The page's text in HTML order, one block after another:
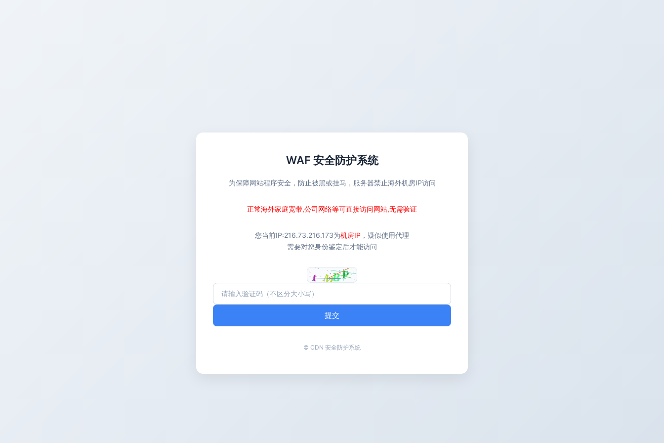
WAF 安全防护系统
为保障网站程序安全，防止被黑或挂马，服务器禁止海外机房IP访问
正常海外家庭宽带,公司网络等可直接访问网站,无需验证
您当前IP:216.73.216.173为机房IP ，疑似使用代理
需要对您身份鉴定后才能访问
提交
© CDN 安全防护系统